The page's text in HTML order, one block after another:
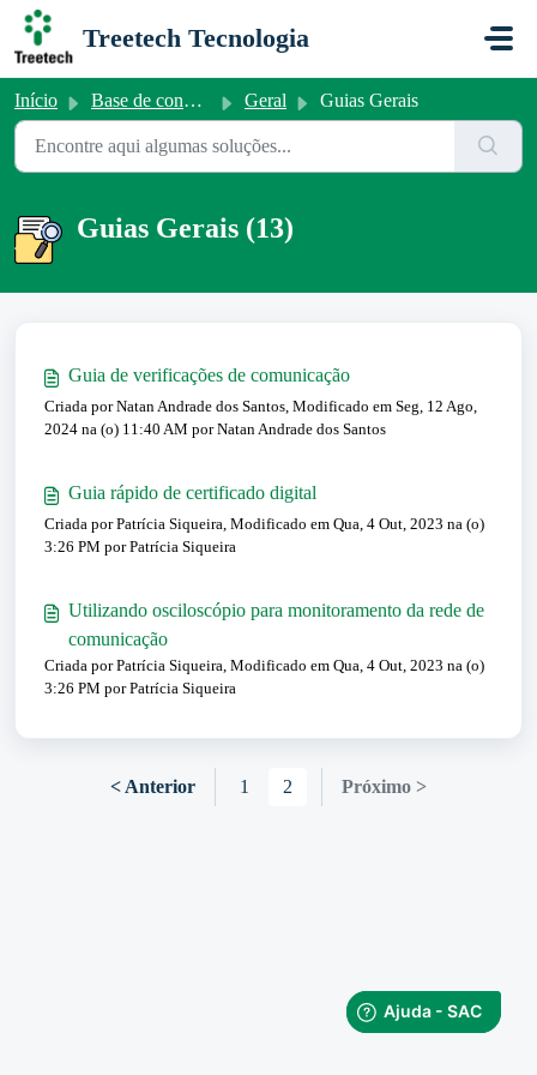
Ir para o conteúdo principal
Treetech Tecnologia
Início Base de conhecimento Geral Guias Gerais
Guias Gerais (13)
Guia de verificações de comunicação
Criada por Natan Andrade dos Santos, Modificado em Seg, 12 Ago,
2024 na (o) 11:40 AM por Natan Andrade dos Santos
Guia rápido de certificado digital
Criada por Patrícia Siqueira, Modificado em Qua, 4 Out, 2023 na (o)
3:26 PM por Patrícia Siqueira
Utilizando osciloscópio para monitoramento da rede de
comunicação
Criada por Patrícia Siqueira, Modificado em Qua, 4 Out, 2023 na (o)
3:26 PM por Patrícia Siqueira
< Anterior 1 2 Próximo >